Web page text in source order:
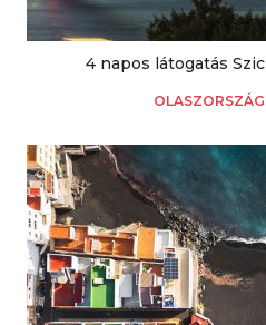
4 napos látogatás
OLASZORSZÁG